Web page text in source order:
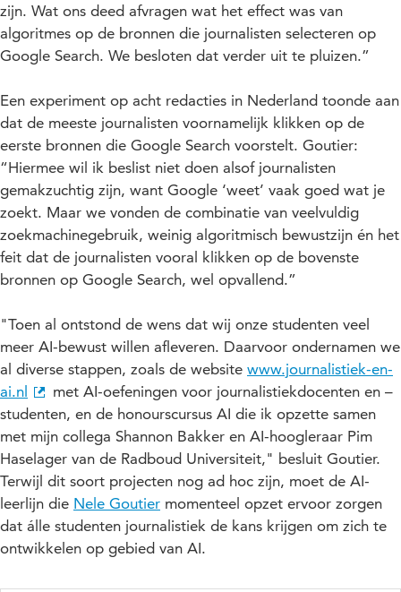
zijn. Wat ons deed afvragen wat het effect was van
algoritmes op de bronnen die journalisten selecteren op
Google Search. We besloten dat verder uit te pluizen.”
Een experiment op acht redacties in Nederland toonde aan
dat de meeste journalisten voornamelijk klikken op de
eerste bronnen die Google Search voorstelt. Goutier:
“Hiermee wil ik beslist niet doen alsof journalisten
gemakzuchtig zijn, want Google ‘weet’ vaak goed wat je
zoekt. Maar we vonden de combinatie van veelvuldig
zoekmachinegebruik, weinig algoritmisch bewustzijn én het
feit dat de journalisten vooral klikken op de bovenste
bronnen op Google Search, wel opvallend.”
"Toen al ontstond de wens dat wij onze studenten veel
meer AI-bewust willen afleveren. Daarvoor ondernamen we
al diverse stappen, zoals de website www.journalistiek-en-
ai.nl
met AI-oefeningen voor journalistiekdocenten en –
studenten, en de honourscursus AI die ik opzette samen
met mijn collega Shannon Bakker en AI-hoogleraar Pim
Haselager van de Radboud Universiteit," besluit Goutier.
Terwijl dit soort projecten nog ad hoc zijn, moet de AI-
leerlijn die Nele Goutier momenteel opzet ervoor zorgen
dat álle studenten journalistiek de kans krijgen om zich te
ontwikkelen op gebied van AI.